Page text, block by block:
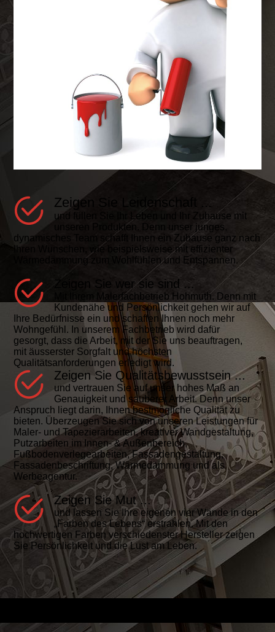
Zeigen Sie Leidenschaft ...
und füllen Sie Ihr Leben und Ihr Zuhause mit
unseren Produkten. Denn unser junges,
dynamisches Team schafft Ihnen ein Zuhause ganz nach
Ihren Wünschen, wie beispielsweise mit effizienter
Wärmedämmung zum Wohlfühlen und Entspannen.
Zeigen Sie wer sie sind ...
Mit Ihrem Malerfachbetrieb Hohmuth. Denn mit
Kundenähe und Persönlichkeit gehen wir auf
Ihre Bedürfnisse ein und schaffen Ihnen noch mehr
Wohngefühl. In unserem Fachbetrieb wird dafür
gesorgt, dass die Arbeit, mit der Sie uns beauftragen,
mit äusserster Sorgfalt und höchsten
Qualitätsanforderungen erledigt wird.
Zeigen Sie Qualitätsbewusstsein ...
und vertrauen Sie auf unser hohes Maß an
Genauigkeit und sauberer Arbeit. Denn unser
Anspruch liegt darin, Ihnen best­mögliche Qualität zu
bieten. Überzeugen Sie sich von unseren Leistungen für
Maler- und Tapezierarbeiten, kreativer Wand­ge­staltung,
Putzarbeiten im Innen- & Außen­bereich,
Fußbodenverlegearbeiten, Fa­s­sa­den­gestaltung,
Fassadenbeschriftung, Wärme­dämmung und als
Werbeagentur.
Zeigen Sie Mut ...
und lassen Sie Ihre eigenen vier Wände in den
„Farben des Lebens“ erstrahlen. Mit den
hochwertigen Farben verschiedenster Hersteller zeigen
Sie Persönlichkeit und die Lust am Leben.